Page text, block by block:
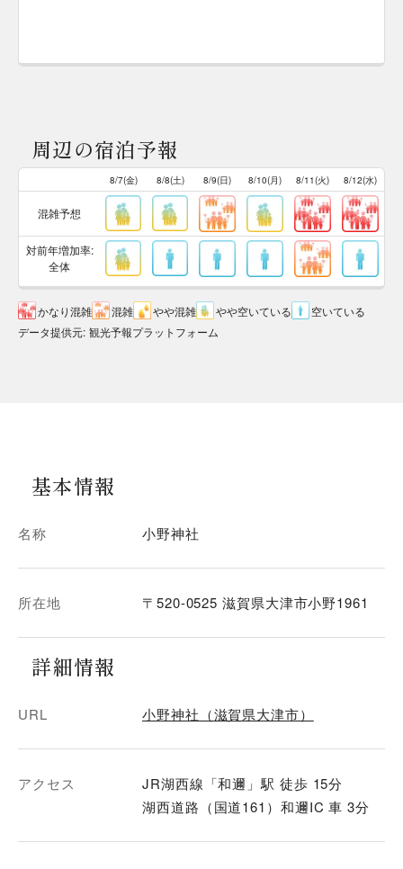
周辺の宿泊予報
8/7(金) 8/8(土) 8/9(日) 8/10(月) 8/11(火) 8/12(水)
混雑予想
対前年増加率:
全体
かなり混雑 混雑 やや混雑 やや空いている
空いている
データ提供元: 観光予報プラットフォーム
基本情報
名称 小野神社
所在地 〒520-0525 滋賀県大津市小野1961
詳細情報
URL 小野神社（滋賀県大津市）
アクセス
JR湖西線「和邇」駅 徒歩 15分
湖西道路（国道161）和邇IC 車 3分